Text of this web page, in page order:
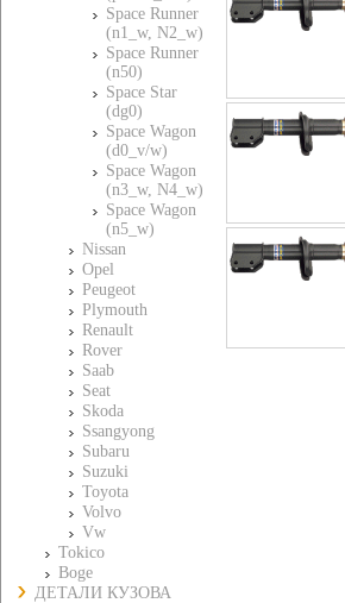
Space Runner
(n1_w, N2_w)
Space Runner
(n50)
Space Star
(dg0)
Space Wagon
(d0_v/w)
Space Wagon
(n3_w, N4_w)
Space Wagon
(n5_w)
Nissan
Opel
Peugeot
Plymouth
Renault
Rover
Saab
Seat
Skoda
Ssangyong
Subaru
Suzuki
Toyota
Volvo
Vw
Tokico
Boge
ДЕТАЛИ КУЗОВА